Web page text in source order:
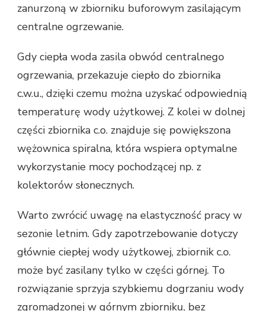
zanurzoną w zbiorniku buforowym zasilającym
centralne ogrzewanie.
Gdy ciepła woda zasila obwód centralnego
ogrzewania, przekazuje ciepło do zbiornika
c.w.u., dzięki czemu można uzyskać odpowiednią
temperaturę wody użytkowej. Z kolei w dolnej
części zbiornika c.o. znajduje się powiększona
wężownica spiralna, która wspiera optymalne
wykorzystanie mocy pochodzącej np. z
kolektorów słonecznych.
Warto zwrócić uwagę na elastyczność pracy w
sezonie letnim. Gdy zapotrzebowanie dotyczy
głównie ciepłej wody użytkowej, zbiornik c.o.
może być zasilany tylko w części górnej. To
rozwiązanie sprzyja szybkiemu dogrzaniu wody
zgromadzonej w górnym zbiorniku, bez